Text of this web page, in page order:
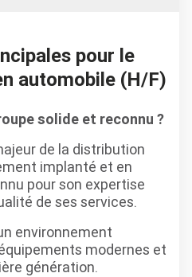
pour le
automobile (H/F)
solide et reconnu ?
de la distribution
implanté et en
pour son expertise
de ses services.
environnement
modernes et
génération.